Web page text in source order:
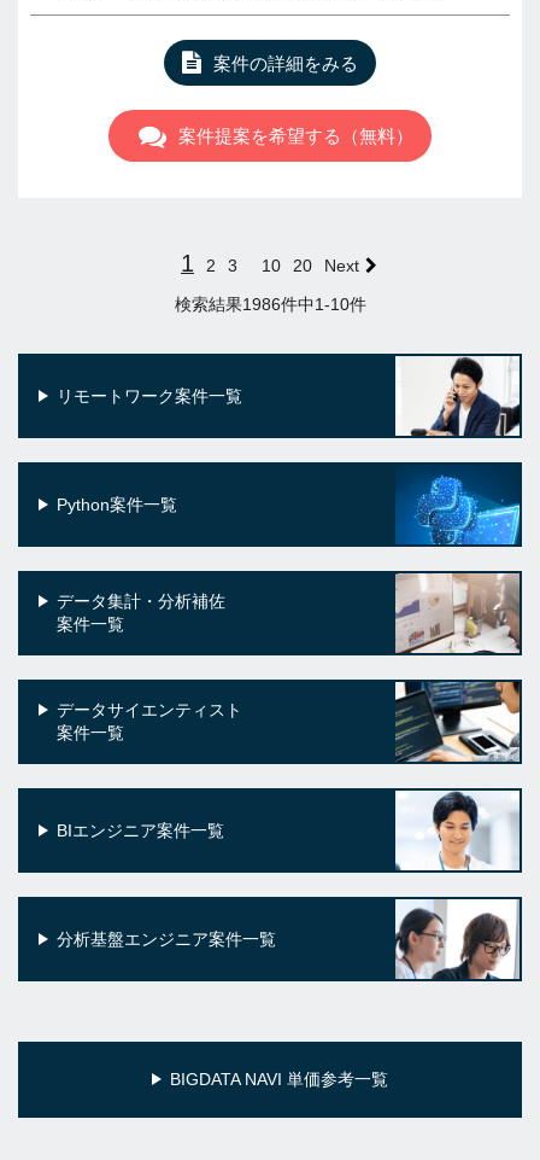
案件の詳細をみる
案件提案を希望する（無料）
1 2 3 10 20 Next
検索結果1986件中1-10件
リモートワーク案件一覧
Python案件一覧
データ集計・分析補佐
案件一覧
データサイエンティスト
案件一覧
BIエンジニア案件一覧
分析基盤エンジニア案件一覧
BIGDATA NAVI 単価参考一覧